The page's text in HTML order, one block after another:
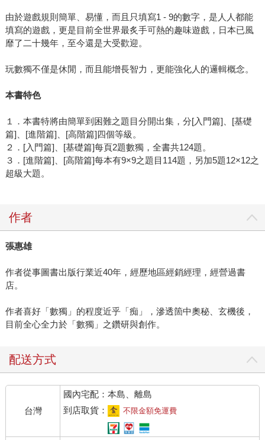
由於遊戲規則簡單、易懂，而且只填寫1 - 9的數字，是人人都能
填寫的遊戲，更是目前全世界最炙手可熱的趣味遊戲，日本已風
靡了二十幾年，至今還是大受歡迎。
玩數獨不僅是休閒，而且能增長智力，更能強化人的邏輯概念。
本書特色
１．本書特將由簡單到困難之題目分開出集，分[入門篇]、[基礎
篇]、[進階篇]、[高階篇]四個等級。
２．[入門篇]、[基礎篇]每頁2題數獨，全書共124題。
３．[進階篇]、[高階篇]每本有9×9之題目114題，另加5題12×12之
超級大題。
作者
張惠雄
作者從事圖書出版行業近40年，經歷地區經銷經理，經營過書
店。
作者喜好「數獨」的程度近乎「痴」，滲透箇中奧秘、玄機後，
目前全心全力於「數獨」之鑽研與創作。
配送方式
台灣
國內宅配：本島、離島
到店取貨：
不限金額免運費